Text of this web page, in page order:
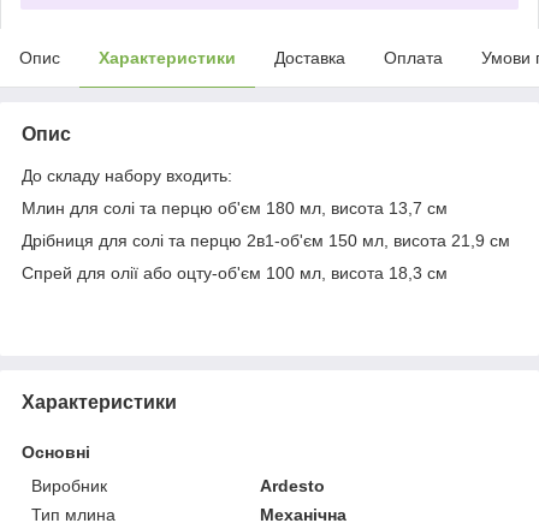
Опис Характеристики Доставка Оплата Умови
Опис
До складу набору входить:
Млин для солі та перцю об'єм 180 мл, висота 13,7 см
Дрібниця для солі та перцю 2в1-об'єм 150 мл, висота 21,9 см
Спрей для олії або оцту-об'єм 100 мл, висота 18,3 см
Характеристики
Основні
Виробник
Ardesto
Тип млина
Механічна